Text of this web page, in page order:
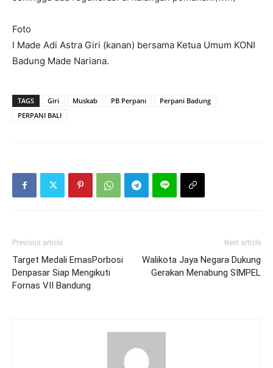
Foto
I Made Adi Astra Giri (kanan) bersama Ketua Umum KONI
Badung Made Nariana.
TAGS Giri Muskab PB Perpani
Perpani Badung
PERPANI BALI
Previous article
Target Medali EmasPorbosi
Denpasar Siap Mengikuti
Fornas VII Bandung
Next article
Walikota Jaya Negara Dukung
Gerakan Menabung SIMPEL